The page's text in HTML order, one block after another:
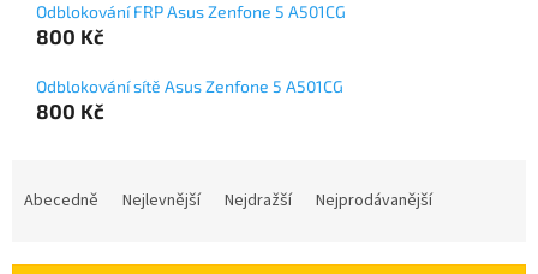
Odblokování FRP Asus Zenfone 5 A501CG
800 Kč
Odblokování sítě Asus Zenfone 5 A501CG
800 Kč
Abecedně Nejlevnější Nejdražší Nejprodávanější